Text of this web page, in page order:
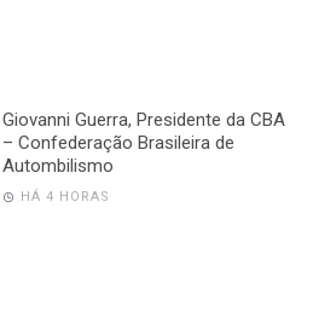
Giovanni Guerra, Presidente da CBA
– Confederação Brasileira de
Autombilismo
HÁ 4 HORAS